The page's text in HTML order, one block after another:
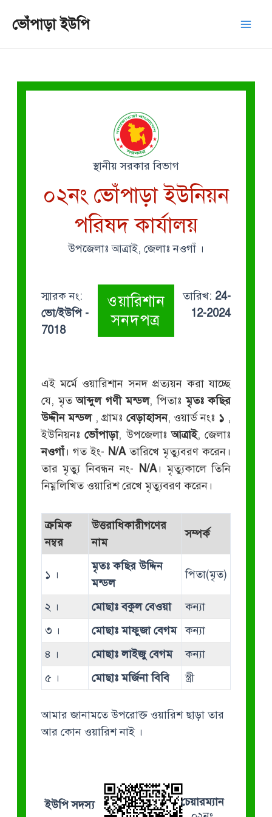
ভোঁপাড়া ইউপি
স্থানীয় সরকার বিভাগ
০২নং ভোঁপাড়া ইউনিয়ন
পরিষদ কার্যালয়
উপজেলাঃ আত্রাই, জেলাঃ নওগাঁ ।
স্মারক নং:
ভো/ইউপি -
7018
ওয়ারিশান
সনদপত্র
তারিখ: 24-
12-2024
এই মর্মে ওয়ারিশান সনদ প্রত্যয়ন করা যাচ্ছে
যে, মৃতআব্দুল গণী মন্ডল, পিতাঃমৃতঃ কছির
উদ্দীন মন্ডল, গ্রামঃ বেড়াহাসন, ওয়ার্ড নংঃ ১ ,
ইউনিয়নঃভোঁপাড়া, উপজেলাঃআত্রাই, জেলাঃ
নওগাঁ। গত ইং- N/Aতারিখে মৃত্যুবরণ করেন।
তার মৃত্যু নিবন্ধন নং- N/A। মৃত্যুকালে তিনি
নিম্নলিখিত ওয়ারিশ রেখে মৃত্যুবরণ করেন।
ক্রমিক
নম্বর
উত্তরাধিকারীগণের
নাম
সম্পর্ক
১ ।
মৃতঃ কছির উদ্দিন
মন্ডল
পিতা(মৃত)
২ । মোছাঃ বকুল বেওয়া
কন্যা
৩ ।
মোছাঃ মাফুজা বেগম
কন্যা
৪ ।
মোছাঃ লাইজু বেগম
কন্যা
৫ ।
মোছাঃ মর্জিনা বিবি স্ত্রী
আমার জানামতে উপরোক্ত ওয়ারিশ ছাড়া তার
আর কোন ওয়ারিশ নাই ।
ইউপি সদস্য
চেয়ারম্যান